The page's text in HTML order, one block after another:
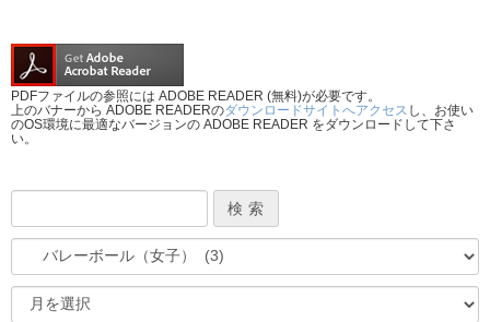
PDFファイルの参照には ADOBE READER (無料)が必要です。
上のバナーから ADOBE READERのダウンロードサイトへアクセス し、お使い
のOS環境に最適なバージョンの ADOBE READER をダウンロードして下さ
い。